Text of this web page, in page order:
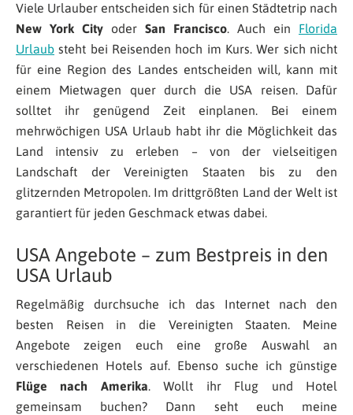
Viele Urlauber entscheiden sich für einen Städtetrip nach
New York City oder San Francisco. Auch ein Florida
Urlaub steht bei Reisenden hoch im Kurs. Wer sich nicht
für eine Region des Landes entscheiden will, kann mit
einem Mietwagen quer durch die USA reisen. Dafür
solltet ihr genügend Zeit einplanen. Bei einem
mehrwöchigen USA Urlaub habt ihr die Möglichkeit das
Land intensiv zu erleben – von der vielseitigen
Landschaft der Vereinigten Staaten bis zu den
glitzernden Metropolen. Im drittgrößten Land der Welt ist
garantiert für jeden Geschmack etwas dabei.
USA Angebote – zum Bestpreis in den
USA Urlaub
Regelmäßig durchsuche ich das Internet nach den
besten Reisen in die Vereinigten Staaten. Meine
Angebote zeigen euch eine große Auswahl an
verschiedenen Hotels auf. Ebenso suche ich günstige
Flüge nach Amerika. Wollt ihr Flug und Hotel
gemeinsam buchen? Dann seht euch meine